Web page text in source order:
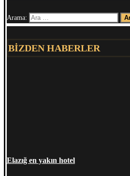
Arama:
BİZDEN HABERLER
Elazığ en yakın hotel